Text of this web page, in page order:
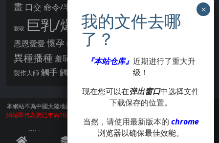
畫 口交 命令/半推半就 學校/校園
寢取 巨乳/爆乳幻想 強制你播種 強制播種
恩恩愛愛 懷孕 戰鬥H 拘束 教育
異種播種 羞恥/恥辱 羞辱 肛交 胸部/奶子 著衣 處女
製作大師 觸手 觸摸 酪梨 阿黑顏
本網站不為中國大陸地區的用戶提供服務。訪問本網站請遵守當地法律。訪問本
網站即代表您已年滿18周歲。本站所有作品版權歸著作人所有，僅供學習交流使
用，請在24小時内刪除。
©Xsharing.org CopyRight 1999-2024 . All Rights Reserved.
『本站仓库』 近期进行了重大升
级！
现在您可以在弹出窗口中选择文件
下载保存的位置。
当然，请使用最新版本的 chrome
浏览器以确保最佳效能。